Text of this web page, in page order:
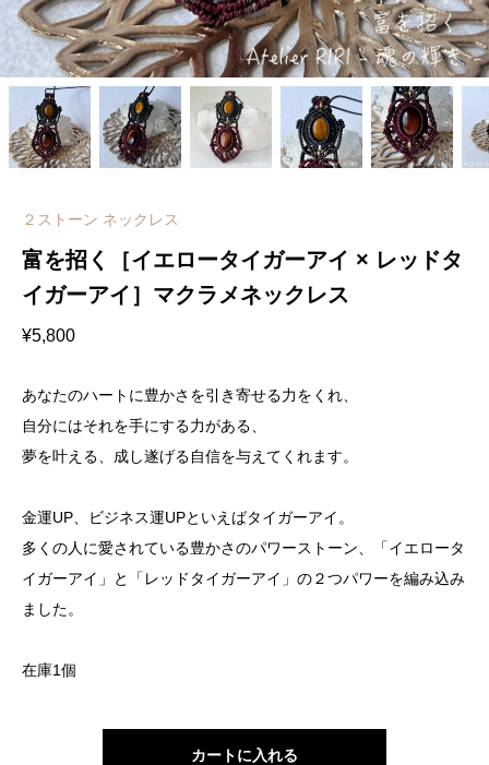
２ストーン ネックレス
富を招く［イエロータイガーアイ × レッドタ
イガーアイ］マクラメネックレス
¥5,800
あなたのハートに豊かさを引き寄せる力をくれ、
自分にはそれを手にする力がある、
夢を叶える、成し遂げる自信を与えてくれます。
金運UP、ビジネス運UPといえばタイガーアイ。
多くの人に愛されている豊かさのパワーストーン、「イエロータ
イガーアイ」と「レッドタイガーアイ」の２つパワーを編み込み
ました。
在庫1個
カートに入れる